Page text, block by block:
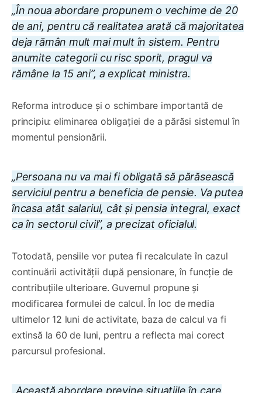
„În noua abordare propunem o vechime de 20
de ani, pentru că realitatea arată că majoritatea
deja rămân mult mai mult în sistem. Pentru
anumite categorii cu risc sporit, pragul va
rămâne la 15 ani”, a explicat ministra.
Reforma introduce și o schimbare importantă de
principiu: eliminarea obligației de a părăsi sistemul în
momentul pensionării.
„Persoana nu va mai fi obligată să părăsească
serviciul pentru a beneficia de pensie. Va putea
încasa atât salariul, cât și pensia integral, exact
ca în sectorul civil”, a precizat oficialul.
Totodată, pensiile vor putea fi recalculate în cazul
continuării activității după pensionare, în funcție de
contribuțiile ulterioare. Guvernul propune și
modificarea formulei de calcul. În loc de media
ultimelor 12 luni de activitate, baza de calcul va fi
extinsă la 60 de luni, pentru a reflecta mai corect
parcursul profesional.
„Această abordare previne situațiile în care